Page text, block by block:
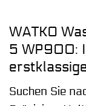
WATKO
5 WP900:
Suchen Sie